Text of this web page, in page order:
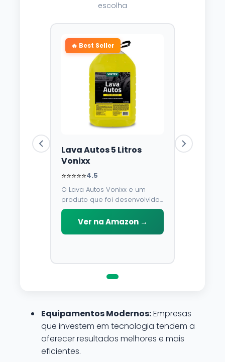
escolha
🔥 Best Seller
Lava Autos 5 Litros
Vonixx
⭐⭐⭐⭐⭐4.5
O Lava Autos Vonixx e um
produto que foi desenvolvido
para limpar, proteger e
conservar a lataria do veiculo.
Por possuir pH neutro, pode
Ver na Amazon →
Equipamentos Modernos:Empresas
que investem em tecnologia tendem a
oferecer resultados melhores e mais
eficientes.